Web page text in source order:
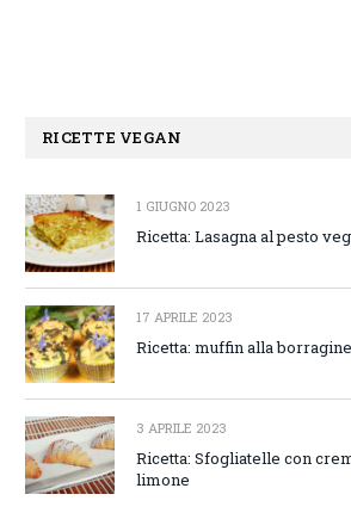
RICETTE VEGAN
1 GIUGNO 2023
Ricetta: Lasagna al pesto
17 APRILE 2023
Ricetta: muffin alla borragine
3 APRILE 2023
Ricetta: Sfogliatelle con
limone